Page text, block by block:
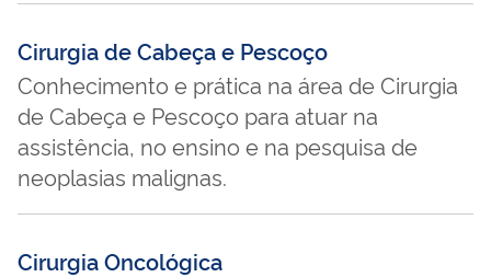
Cirurgia de Cabeça e Pescoço
Conhecimento e prática na área de Cirurgia
de Cabeça e Pescoço para atuar na
assistência, no ensino e na pesquisa de
neoplasias malignas.
Cirurgia Oncológica